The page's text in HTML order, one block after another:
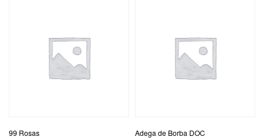
99 Rosas Adega de Borba DOC